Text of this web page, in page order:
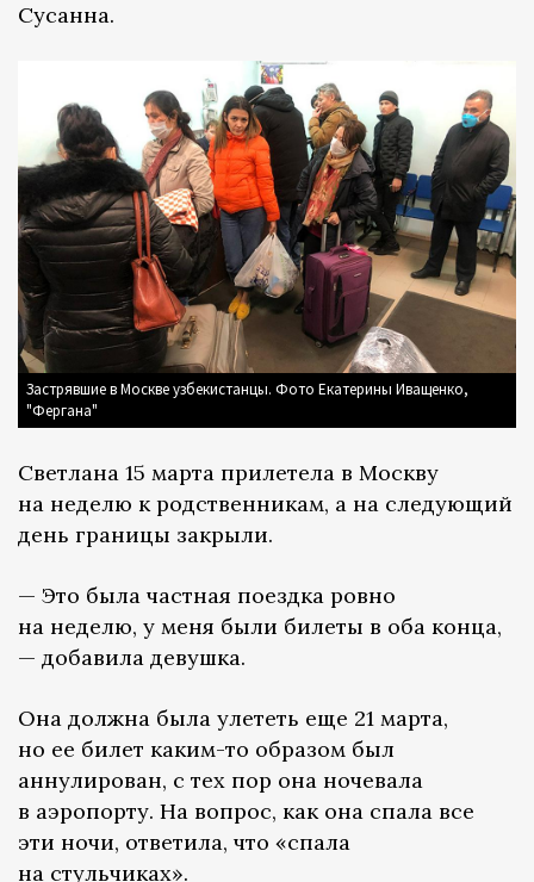
Сусанна.
Застрявшие в Москве узбекистанцы. Фото Екатерины Иващенко,
"Фергана"
Светлана 15 марта прилетела в Москву
на неделю к родственникам, а на следующий
день границы закрыли.
— Это была частная поездка ровно
на неделю, у меня были билеты в оба конца,
— добавила девушка.
Она должна была улететь еще 21 марта,
но ее билет каким-то образом был
аннулирован, с тех пор она ночевала
в аэропорту. На вопрос, как она спала все
эти ночи, ответила, что «спала
на стульчиках».